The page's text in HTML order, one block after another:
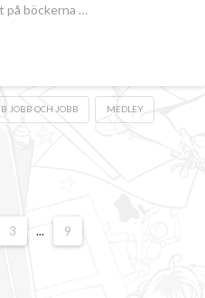
på böckerna …
JOBB OCH JOBB MEDLEY
3 ... 9